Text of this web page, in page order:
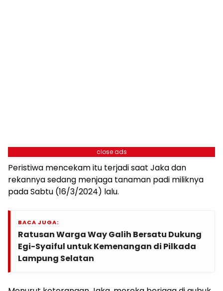
close ads
Peristiwa mencekam itu terjadi saat Jaka dan
rekannya sedang menjaga tanaman padi miliknya
pada Sabtu (16/3/2024) lalu.
BACA JUGA:
Ratusan Warga Way Galih Bersatu Dukung
Egi-Syaiful untuk Kemenangan di Pilkada
Lampung Selatan